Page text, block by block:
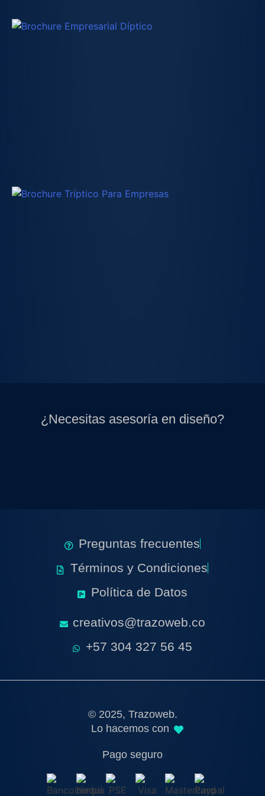
¿Necesitas asesoría en diseño?
Preguntas frecuentes
Términos y Condiciones
Política de Datos
creativos@trazoweb.co
+57 304 327 56 45
© 2025, Trazoweb.
Lo hacemos con
Pago seguro